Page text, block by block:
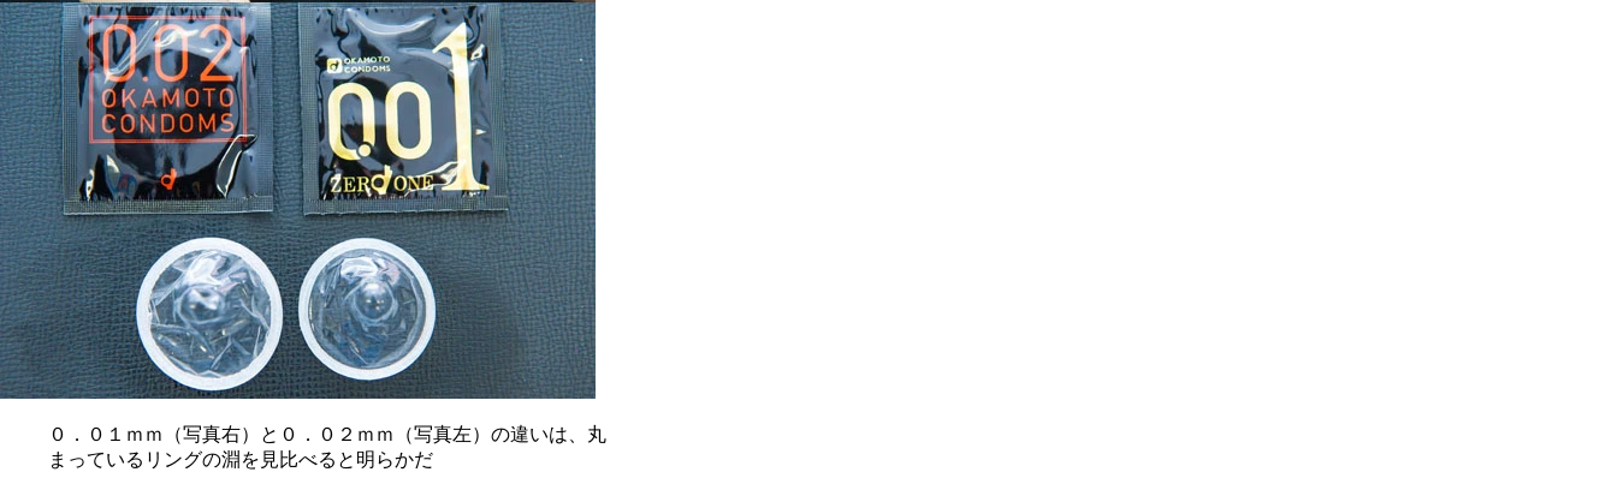
０．０１ｍｍ（写真右）と０．０２ｍｍ（写真左）の違いは、丸
まっているリングの淵を見比べると明らかだ